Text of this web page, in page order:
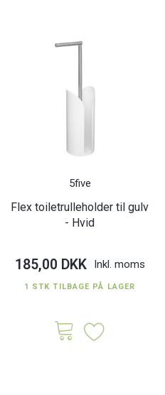
5five
Flex toiletrulleholder til gulv
- Hvid
185,00 DKK Inkl. moms
1 STK TILBAGE PÅ LAGER